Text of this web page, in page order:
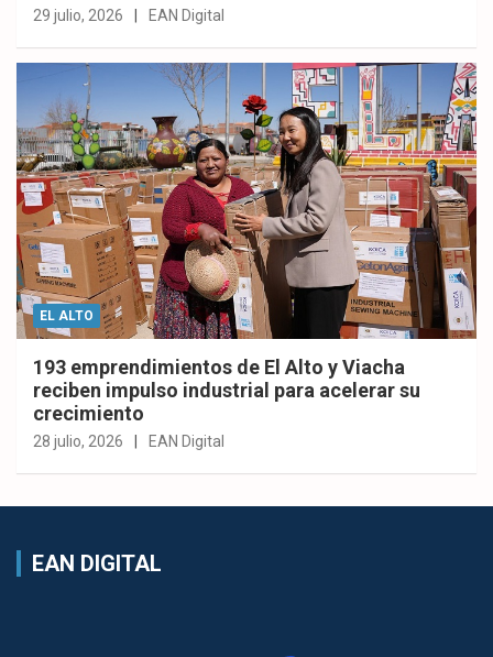
29 julio, 2026 EAN Digital
EL ALTO
193 emprendimientos de El Alto y Viacha
reciben impulso industrial para acelerar su
crecimiento
28 julio, 2026 EAN Digital
EAN DIGITAL